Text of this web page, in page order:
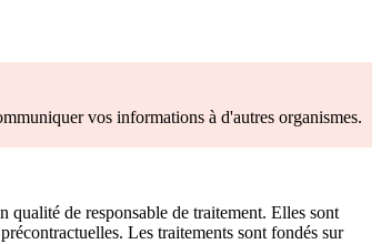
vos informations à d'autres organismes.
de responsable de traitement. Elles sont
Les traitements sont fondés sur